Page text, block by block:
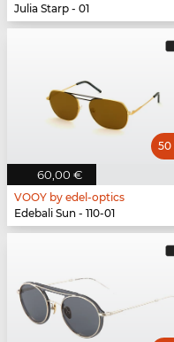
Julia Starp - 01
60,00 €
50
VOOY by edel-optics
Edebali Sun - 110-01